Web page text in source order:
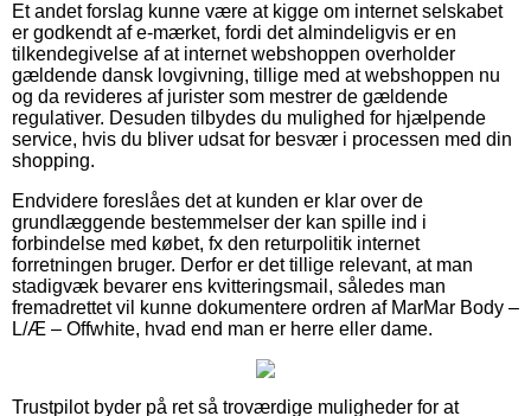
Et andet forslag kunne være at kigge om internet selskabet
er godkendt af e-mærket, fordi det almindeligvis er en
tilkendegivelse af at internet webshoppen overholder
gældende dansk lovgivning, tillige med at webshoppen nu
og da revideres af jurister som mestrer de gældende
regulativer. Desuden tilbydes du mulighed for hjælpende
service, hvis du bliver udsat for besvær i processen med din
shopping.
Endvidere foreslåes det at kunden er klar over de
grundlæggende bestemmelser der kan spille ind i
forbindelse med købet, fx den returpolitik internet
forretningen bruger. Derfor er det tillige relevant, at man
stadigvæk bevarer ens kvitteringsmail, således man
fremadrettet vil kunne dokumentere ordren af MarMar Body –
L/Æ – Offwhite, hvad end man er herre eller dame.
Trustpilot byder på ret så troværdige muligheder for at